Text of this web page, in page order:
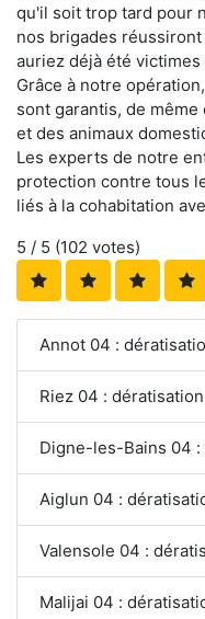
qu'il soit trop tard pour
nos brigades
auriez déjà été
Grâce à notre
sont garantis, de
et des animaux
Les experts de notre
protection contre tous
liés à la cohabitation
5 / 5 (102 votes)
Annot 04 :
Riez 04 : dératisation
Digne-les-Bains 04
Aiglun 04 :
Valensole 04 :
Malijai 04 :